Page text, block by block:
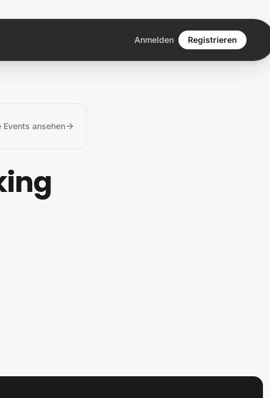
Anmelden Registrieren
Events ansehen